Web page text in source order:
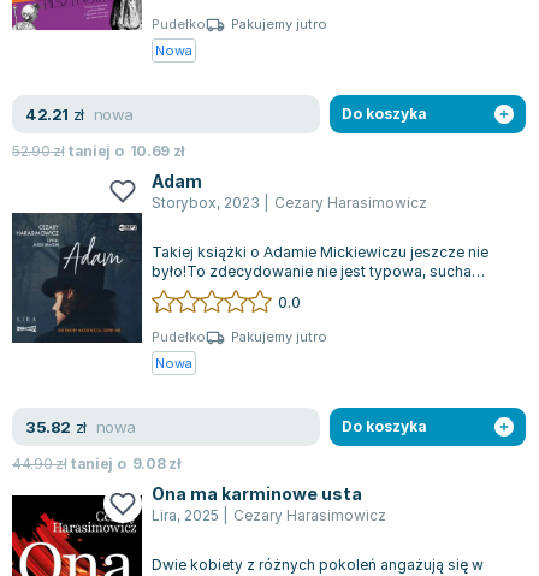
Pudełko
Pakujemy jutro
Nowa
42.21 zł nowa
52.90złtaniej o 10.69 zł
Do koszyka
Adam
Storybox, 2023 Cezary Harasimowicz
Takiej książki o Adamie Mickiewiczu jeszcze nie
było!To zdecydowanie nie jest typowa, sucha
biografia tego wielkiego poety. W tej...
0.0
Pudełko
Pakujemy jutro
Nowa
35.82 zł nowa
44.90złtaniej o 9.08zł
Do koszyka
Ona ma karminowe usta
Lira, 2025 Cezary Harasimowicz
Dwie kobiety z różnych pokoleń angażują się w